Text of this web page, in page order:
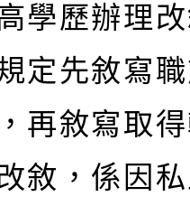
學歷辦理
定先敘寫
再敘寫取
敘，係因